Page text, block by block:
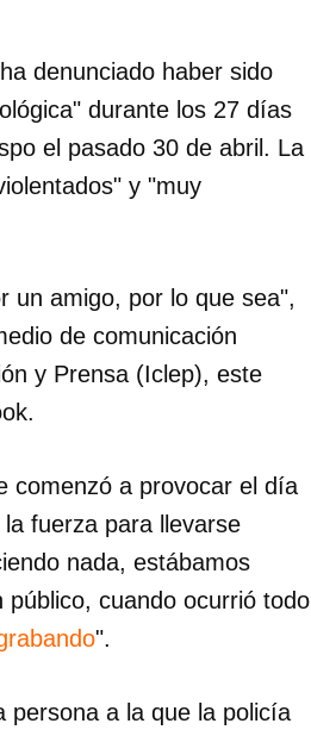
denunciado haber sido
durante los 27 días
el pasado 30 de abril. La
y "muy
un amigo, por lo que sea",
de comunicación
y Prensa (Iclep), este
comenzó a provocar el día
fuerza para llevarse
nada, estábamos
cuando ocurrió todo
".
persona a la que la policía